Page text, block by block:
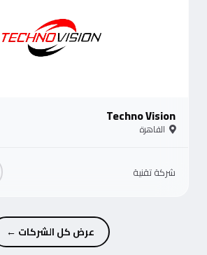
Techno Vision
القاهرة
شركة تقنية
عرض كل الشركات ←